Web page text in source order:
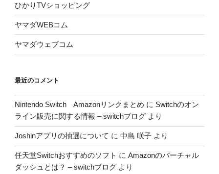
ひかりTVショッピング
ヤマダWEBコム
ヤマダウェブコム
最近のコメント
Nintendo Switch Amazonリンクまとめ に Switchのオン
ライン販売に関する情報 – switchブログ より
Joshinアプリの抽選について に 中島 咲子 より
任天堂Switchおすすめのソフト に Amazonのバーチャル
ダッシュとは？ – switchブログ より